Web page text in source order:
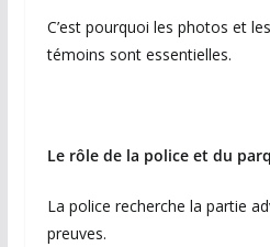
C’est pourquoi les photos et
témoins sont essentielles.
Le rôle de la police et du
La police recherche la partie
preuves.